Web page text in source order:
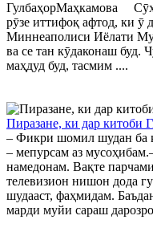
ГулбаҳорМаҳкамова
рӯзе иттифоқ афтод, ки ӯ
Миннеаполиси Иёлати
ва се тан кӯдаконаш буд.
маҳдуд буд, тасмим ....
Пиразане, ки дар китоби
– Фикри шомил шудан ба
– мепурсам аз
намедонам. Вақте
телевизион нишон дода
шудааст, фаҳмидам.
марди муйи сараш